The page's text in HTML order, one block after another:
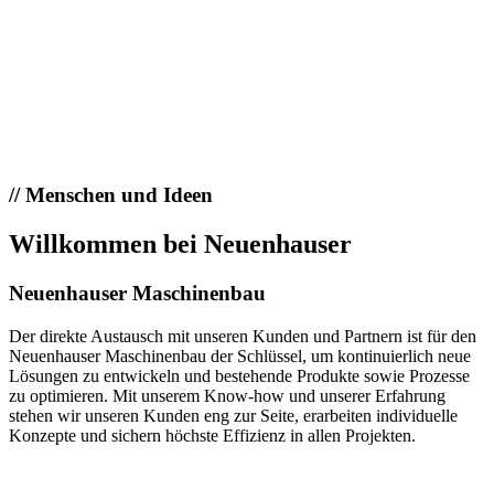
//Menschen und Ideen
Willkommen bei Neuenhauser
Neuenhauser Maschinenbau
Der direkte Austausch mit unseren Kunden und Partnern ist für den
Neuenhauser Maschinenbau der Schlüssel, um kontinuierlich neue
Lösungen zu entwickeln und bestehende Produkte sowie Prozesse
zu optimieren. Mit unserem Know-how und unserer Erfahrung
stehen wir unseren Kunden eng zur Seite, erarbeiten individuelle
Konzepte und sichern höchste Effizienz in allen Projekten.